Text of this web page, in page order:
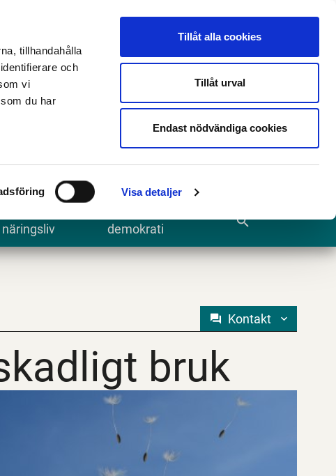
tillhandahålla
och
vi
du har
Visa detaljer
Tillåt alla cookies
Tillåt urval
Endast nödvändiga cookies
E-tjänster och blanketter Translate
Sök
näringsliv
demokrati
search
bruk
Kontakt
bruk